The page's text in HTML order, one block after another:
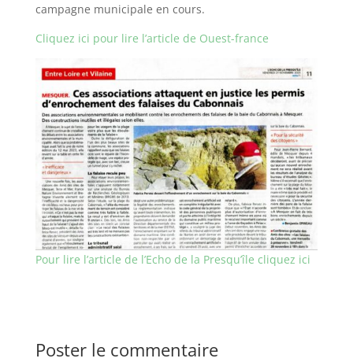
campagne municipale en cours.
Cliquez ici pour lire l’article de Ouest-france
Pour lire l’article de l’Echo de la Presqu’île cliquez ici
Poster le commentaire